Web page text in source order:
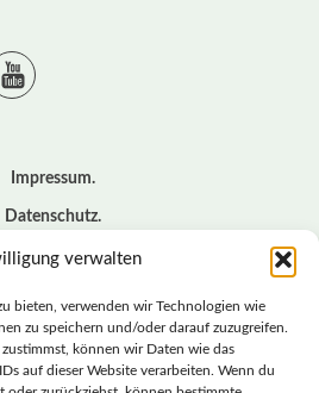
verwalten
bieten, verwenden wir Technologien wie
zu speichern und/oder darauf zuzugreifen.
können wir Daten wie das
auf dieser Website verarbeiten. Wenn du
Impressum
Datenschutz
– Richtlinie (EU)
PARTEI DEUTSCHLAND *
SACHSEN